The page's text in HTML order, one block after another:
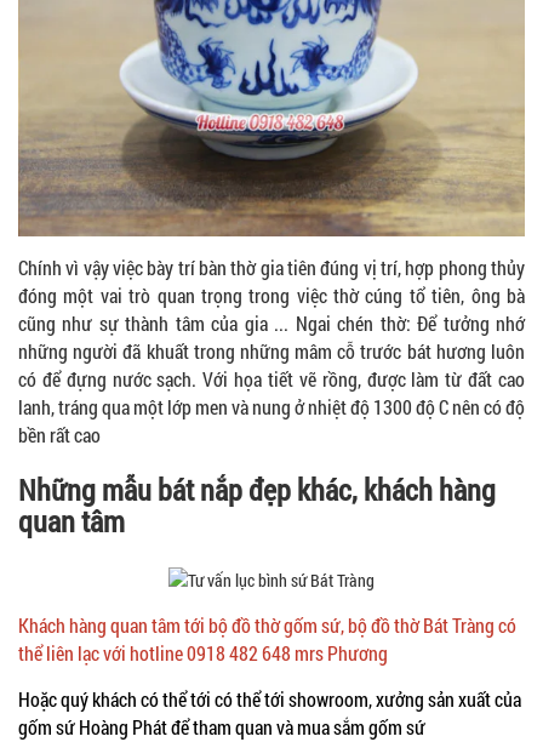
Chính vì vậy việc bày trí bàn thờ gia tiên đúng vị trí, hợp phong thủy
đóng một vai trò quan trọng trong việc thờ cúng tổ tiên, ông bà
cũng như sự thành tâm của gia ... Ngai chén thờ: Để tưởng nhớ
những người đã khuất trong những mâm cỗ trước bát hương luôn
có để đựng nước sạch. Với họa tiết vẽ rồng, được làm từ đất cao
lanh, tráng qua một lớp men và nung ở nhiệt độ 1300 độ C nên có độ
bền rất cao
Những mẫu bát nắp đẹp khác, khách hàng
quan tâm
Khách hàng quan tâm tới bộ đồ thờ gốm sứ, bộ đồ thờ Bát Tràng có
thể liên lạc với hotline 0918 482 648 mrs Phương
Hoặc quý khách có thể tới có thể tới showroom, xưởng sản xuất của
gốm sứ Hoàng Phát để tham quan và mua sắm gốm sứ